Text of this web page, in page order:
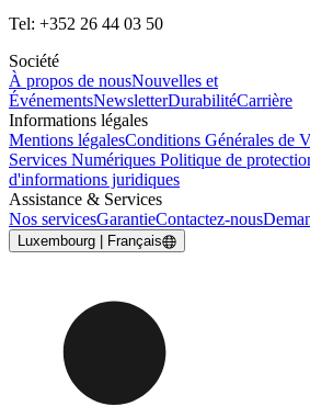
Tel: +352 26 44 03 50
Société
À propos de nousNouvelles et
ÉvénementsNewsletterDurabilitéCarrière
Informations légales
Mentions légalesConditions Générales de
Services Numériques Politique de
d'informations juridiques
Assistance & Services
Nos servicesGarantieContactez-nous
Luxembourg | Français